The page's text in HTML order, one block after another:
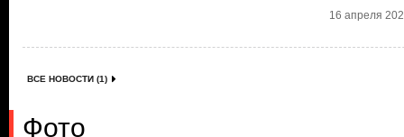
16 апреля
ВСЕ НОВОСТИ (1)
Фото